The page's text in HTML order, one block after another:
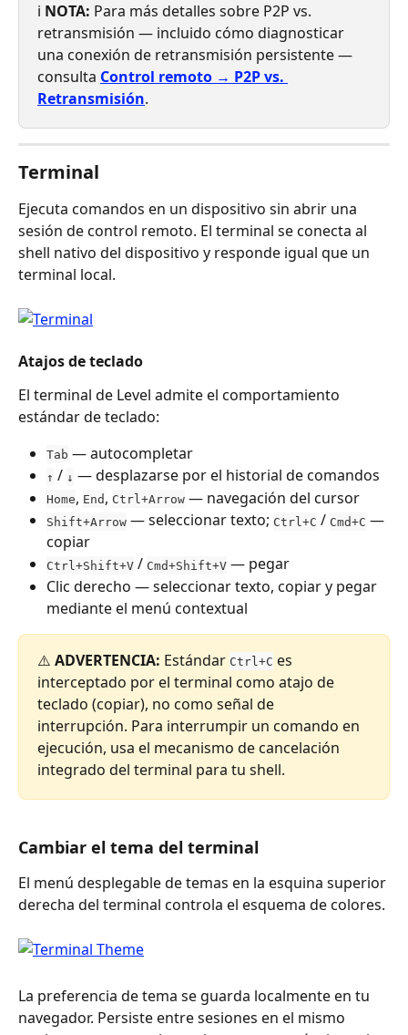
ℹ️ NOTA: Para más detalles sobre P2P vs.
retransmisión — incluido cómo diagnosticar
una conexión de retransmisión persistente —
consulta Control remoto → P2P vs.
Retransmisión.
Terminal
Ejecuta comandos en un dispositivo sin abrir una
sesión de control remoto. El terminal se conecta al
shell nativo del dispositivo y responde igual que un
terminal local.
Atajos de teclado
El terminal de Level admite el comportamiento
estándar de teclado:
Tab — autocompletar
↑ / ↓ — desplazarse por el historial de comandos
Home, End , Ctrl+Arrow — navegación del cursor
Shift+Arrow — seleccionar texto; Ctrl+C / Cmd+C —
copiar
Ctrl+Shift+V / Cmd+Shift+V — pegar
Clic derecho — seleccionar texto, copiar y pegar
mediante el menú contextual
⚠️ ADVERTENCIA: Estándar Ctrl+C es
interceptado por el terminal como atajo de
teclado (copiar), no como señal de
interrupción. Para interrumpir un comando en
ejecución, usa el mecanismo de cancelación
integrado del terminal para tu shell.
Cambiar el tema del terminal
El menú desplegable de temas en la esquina superior
derecha del terminal controla el esquema de colores.
La preferencia de tema se guarda localmente en tu
navegador. Persiste entre sesiones en el mismo